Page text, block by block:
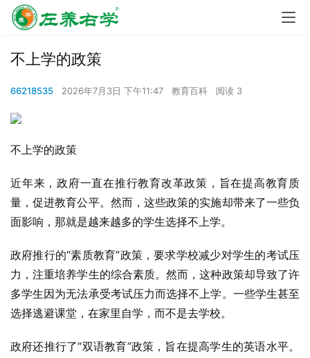
不上学的政策
66218535 2026年7月3日 下午11:47 教育百科 阅读 3
不上学的政策
近年来，政府一直在推行教育改革政策，旨在提高教育质
量，促进教育公平。然而，这些政策的实施却带来了一些负
面影响，那就是越来越多的学生选择不上学。
政府推行的“素质教育”政策，要求学校减少对学生的考试压
力，注重培养学生的综合素质。然而，这种政策却导致了许
多学生因为无法承受考试压力而选择不上学。一些学生甚至
选择逃避课堂，在家里自学，而不是去学校。
政府还推行了“双语教育”政策，旨在提高学生的英语水平。